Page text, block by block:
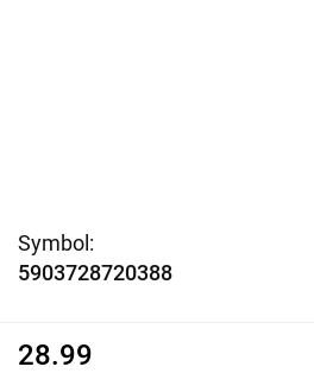
Symbol:
5903728720388
28.99